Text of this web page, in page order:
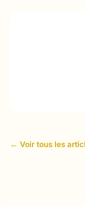
← Voir tous les